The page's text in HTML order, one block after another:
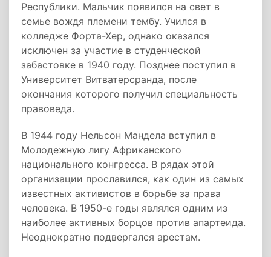
Республики. Мальчик появился на свет в
семье вождя племени тембу. Учился в
колледже Форта-Хер, однако оказался
исключен за участие в студенческой
забастовке в 1940 году. Позднее поступил в
Университет Витватерсранда, после
окончания которого получил специальность
правоведа.
В 1944 году Нельсон Мандела вступил в
Молодежную лигу Африканского
национального конгресса. В рядах этой
организации прославился, как один из самых
известных активистов в борьбе за права
человека. В 1950-е годы являлся одним из
наиболее активных борцов против апартеида.
Неоднократно подвергался арестам.